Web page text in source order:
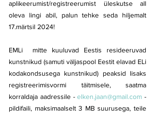
aplikeerumist/registreerumist üleskutse all
oleva lingi abil, palun tehke seda hiljemalt
17.märtsil 2024!
EMLi  mitte kuuluvad Eestis resideeruvad
kunstnikud (samuti väljaspool Eestit elavad ELi
kodakondsusega kunstnikud) peaksid lisaks
registreerimisvormi täitmisele, saatma
korraldaja aadressile - elken.jaan@gmail.com -
pildifaili, maksimaalselt 3 MB suurusega, teile